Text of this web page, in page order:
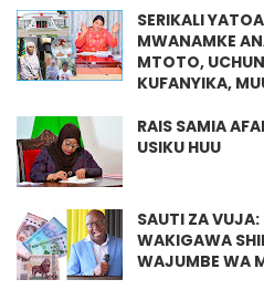
SERIKALI
MWANAMKE
MTOTO,
KUFANYIKA,
RAIS SAMIA
USIKU HUU
SAUTI ZA
WAKIGAWA
WAJUMBE WA